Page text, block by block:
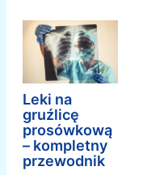
Leki na
gruźlicę
prosówkową
– kompletny
przewodnik